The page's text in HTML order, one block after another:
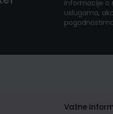
informacije o
uslugama,
Važne